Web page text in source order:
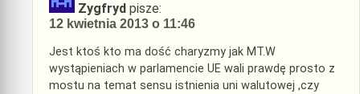
Zygfryd pisze:
12 kwietnia 2013 o 11:46
Jest ktoś kto ma dość charyzmy jak MT.W
wystąpieniach w parlamencie UE wali prawdę prosto z
mostu na temat sensu istnienia uni walutowej ,czy